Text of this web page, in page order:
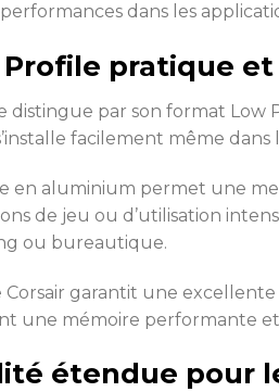
dans les
Profile pratique
distingue par son format
facilement même
en aluminium permet une
de jeu ou d’utilisation
ou bureautique.
garantit une
une mémoire performante
étendue pour